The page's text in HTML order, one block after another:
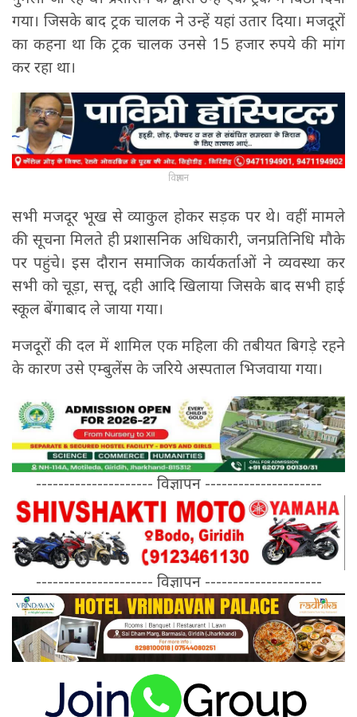
गया। जिसके बाद ट्रक चालक ने उन्हें यहां उतार दिया। मजदूरों
का कहना था कि ट्रक चालक उनसे 15 हजार रुपये की मांग
कर रहा था।
विज्ञापन
सभी मजदूर भूख से व्याकुल होकर सड़क पर थे। वहीं मामले
की सूचना मिलते ही प्रशासनिक अधिकारी, जनप्रतिनिधि मौके
पर पहुंचे। इस दौरान समाजिक कार्यकर्ताओं ने व्यवस्था कर
सभी को चूड़ा, सत्तू, दही आदि खिलाया जिसके बाद सभी हाई
स्कूल बेंगाबाद ले जाया गया।
मजदूरों की दल में शामिल एक महिला की तबीयत बिगड़े रहने
के कारण उसे एम्बुलेंस के जरिये अस्पताल भिजवाया गया।
--------------------- विज्ञापन ---------------------
--------------------- विज्ञापन ---------------------